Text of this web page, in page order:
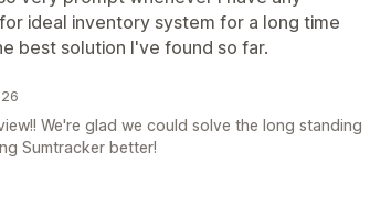
ideal inventory system for a long time
best solution I've found so far.
We're glad we could solve the long standing
Sumtracker better!